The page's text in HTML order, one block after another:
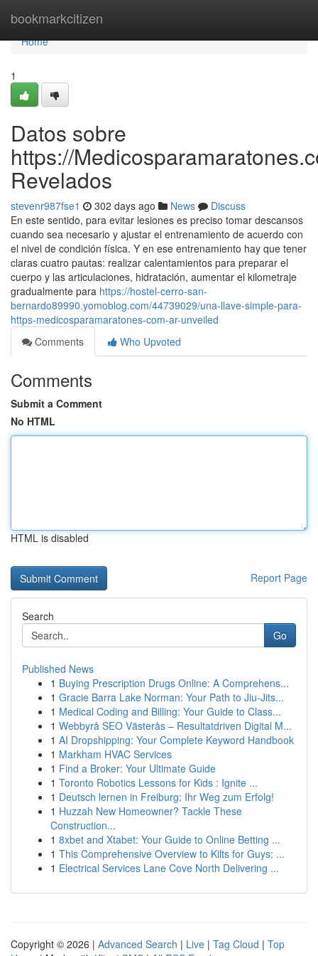
bookmarkcitizen
Home
Home
1
Datos sobre
https://
Revelados
stevenr987fse1 302 days ago News
Discuss
En este sentido, para evitar lesiones es preciso tomar descansos
cuando sea necesario y ajustar el entrenamiento de acuerdo con
el nivel de condición física. Y en ese entrenamiento hay que tener
claras cuatro pautas: realizar calentamientos para preparar el
cuerpo y las articulaciones, hidratación, aumentar el kilometraje
gradualmente para https://hostel-cerro-san-
bernardo89990.yomoblog.com/44739029/una-llave-simple-para-
https-medicosparamaratones-com-ar-unveiled
Comments
Who Upvoted
Comments
Submit a Comment
No HTML
HTML is disabled
Report Page
Search
Go
Published News
1 Buying Prescription Drugs Online: A Comprehens...
1 Gracie Barra Lake Norman: Your Path to Jiu-Jits...
1 Medical Coding and Billing: Your Guide to Class...
1 Webbyrå SEO Västerås – Resultatdriven Digital M...
1 AI Dropshipping: Your Complete Keyword Handbook
1 Markham HVAC Services
1 Find a Broker: Your Ultimate Guide
1 Toronto Robotics Lessons for Kids : Ignite ...
1 Deutsch lernen in Freiburg: Ihr Weg zum Erfolg!
1 Huzzah New Homeowner? Tackle These
Construction...
1 8xbet and Xtabet: Your Guide to Online Betting ...
1 This Comprehensive Overview to Kilts for Guys: ...
1 Electrical Services Lane Cove North Delivering ...
Copyright © 2026 | Advanced Search | Live | Tag Cloud | Top